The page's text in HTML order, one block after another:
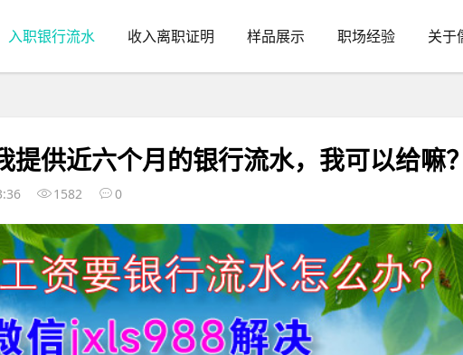
入职银行流水 收入离职证明 样品展示 职场经验 关于
提供近六个月的银行流水，我可以给嘛？
1582 0